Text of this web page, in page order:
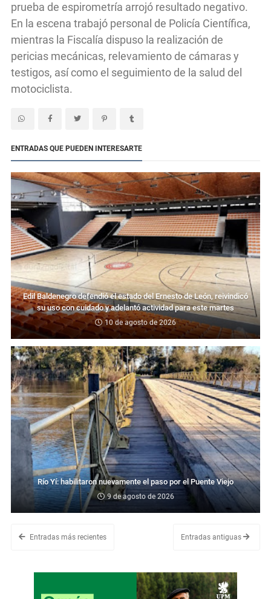
prueba de espirometría arrojó resultado negativo.
En la escena trabajó personal de Policía Científica,
mientras la Fiscalía dispuso la realización de
pericias mecánicas, relevamiento de cámaras y
testigos, así como el seguimiento de la salud del
motociclista.
ENTRADAS QUE PUEDEN INTERESARTE
Edil Baldenegro defendió el estado del Ernesto de León, reivindicó
su uso con cuidado y adelantó actividad para este martes
10 de agosto de 2026
Río Yí: habilitaron nuevamente el paso por el Puente Viejo
9 de agosto de 2026
Entradas más recientes Entradas antiguas